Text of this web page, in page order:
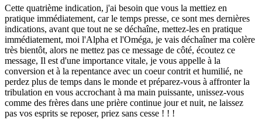
Cette quatrième indication, j'ai besoin que vous la mettiez en
pratique immédiatement, car le temps presse, ce sont mes dernières
indications, avant que tout ne se déchaîne, mettez-les en pratique
immédiatement, moi l'Alpha et l'Oméga, je vais déchaîner ma colère
très bientôt, alors ne mettez pas ce message de côté, écoutez ce
message, Il est d'une importance vitale, je vous appelle à la
conversion et à la repentance avec un coeur contrit et humilié, ne
perdez plus de temps dans le monde et préparez-vous à affronter la
tribulation en vous accrochant à ma main puissante, unissez-vous
comme des frères dans une prière continue jour et nuit, ne laissez
pas vos esprits se reposer, priez sans cesse ! ! !